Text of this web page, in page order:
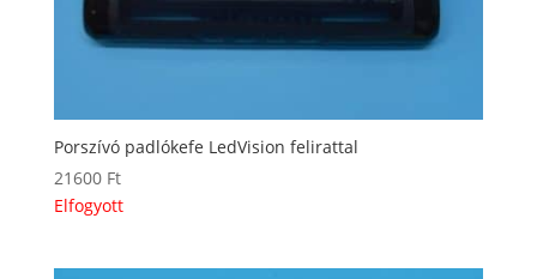
Porszívó padlókefe LedVision felirattal
21600 Ft
Elfogyott